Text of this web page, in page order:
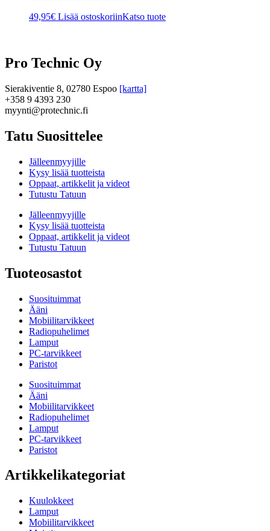
49,95€ Lisää ostoskoriinKatso tuote
Pro Technic Oy
Sierakiventie 8, 02780 Espoo [kartta]
+358 9 4393 230
myynti@protechnic.fi
Tatu Suosittelee
Jälleenmyyjille
Kysy lisää tuotteista
Oppaat, artikkelit ja videot
Tutustu Tatuun
Jälleenmyyjille
Kysy lisää tuotteista
Oppaat, artikkelit ja videot
Tutustu Tatuun
Tuoteosastot
Suosituimmat
Ääni
Mobiilitarvikkeet
Radiopuhelimet
Lamput
PC-tarvikkeet
Paristot
Suosituimmat
Ääni
Mobiilitarvikkeet
Radiopuhelimet
Lamput
PC-tarvikkeet
Paristot
Artikkelikategoriat
Kuulokkeet
Lamput
Mobiilitarvikkeet